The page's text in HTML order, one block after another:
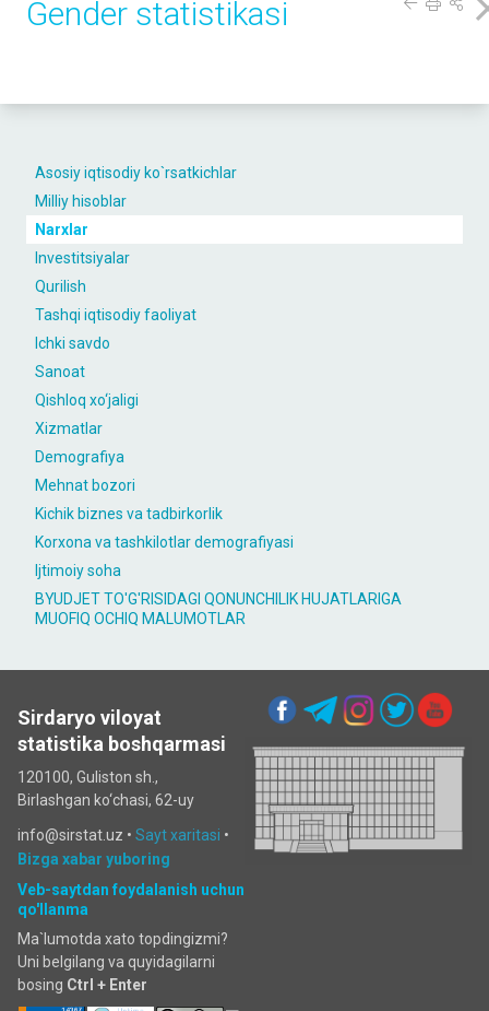
Asosiy iqtisodiy ko`rsatkichlar
Milliy hisoblar
Narxlar
Investitsiyalar
Qurilish
Tashqi iqtisodiy faoliyat
Ichki savdo
Sanoat
Qishloq xo‘jaligi
Xizmatlar
Demografiya
Mehnat bozori
Kichik biznes va tadbirkorlik
Korxona va tashkilotlar demografiyasi
Ijtimoiy soha
BYUDJET TO'G'RISIDAGI QONUNCHILIK HUJATLARIGA
MUOFIQ OCHIQ MALUMOTLAR
Gender statistikasi
Sirdaryo viloyat
statistika boshqarmasi
120100, Guliston sh.,
Birlashgan ko‘chаsi, 62-uy
info@sirstat.uz • Sayt xaritasi •
Bizga xabar yuboring
Veb-saytdan foydalanish uchun
qo'llanma
Ma`lumotda xato topdingizmi?
Uni belgilang va quyidagilarni
bosing Ctrl + Enter